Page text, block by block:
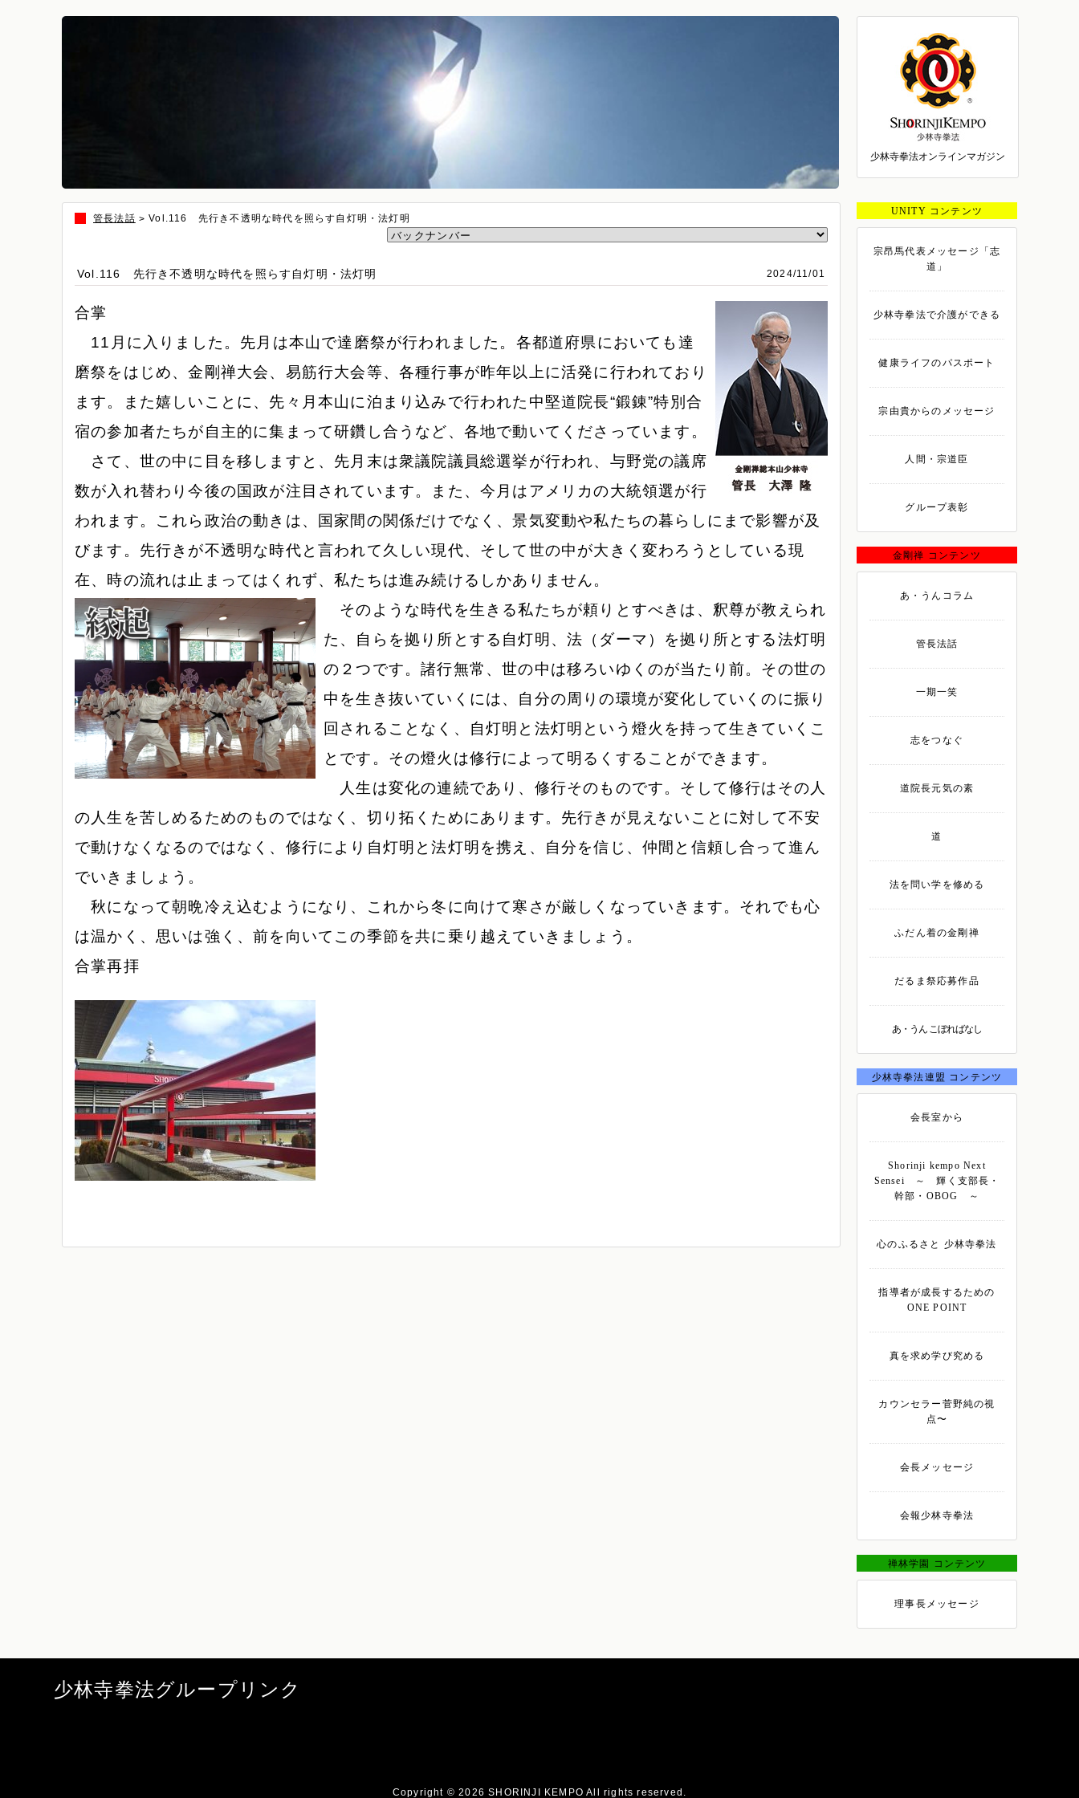
少林寺拳法オンラインマガジン
管長法話 > Vol.116 先行き不透明な時代を照らす自灯明・法灯明
Vol.116 先行き不透明な時代を照らす自灯明・法灯明 2024/11/01
合掌
11月に入りました。先月は本山で達磨祭が行われました。各都道府県においても達
磨祭をはじめ、金剛禅大会、易筋行大会等、各種行事が昨年以上に活発に行われており
ます。また嬉しいことに、先々月本山に泊まり込みで行われた中堅道院長“鍛錬”特別合
宿の参加者たちが自主的に集まって研鑽し合うなど、各地で動いてくださっています。
さて、世の中に目を移しますと、先月末は衆議院議員総選挙が行われ、与野党の議席
数が入れ替わり今後の国政が注目されています。また、今月はアメリカの大統領選が行
われます。これら政治の動きは、国家間の関係だけでなく、景気変動や私たちの暮らしにまで影響が及
びます。先行きが不透明な時代と言われて久しい現代、そして世の中が大きく変わろうとしている現
在、時の流れは止まってはくれず、私たちは進み続けるしかありません。
そのような時代を生きる私たちが頼りとすべきは、釈尊が教えられ
た、自らを拠り所とする自灯明、法（ダーマ）を拠り所とする法灯明
の２つです。諸行無常、世の中は移ろいゆくのが当たり前。その世の
中を生き抜いていくには、自分の周りの環境が変化していくのに振り
回されることなく、自灯明と法灯明という燈火を持って生きていくこ
とです。その燈火は修行によって明るくすることができます。
人生は変化の連続であり、修行そのものです。そして修行はその人
の人生を苦しめるためのものではなく、切り拓くためにあります。先行きが見えないことに対して不安
で動けなくなるのではなく、修行により自灯明と法灯明を携え、自分を信じ、仲間と信頼し合って進ん
でいきましょう。
秋になって朝晩冷え込むようになり、これから冬に向けて寒さが厳しくなっていきます。それでも心
は温かく、思いは強く、前を向いてこの季節を共に乗り越えていきましょう。
合掌再拝
UNITY コンテンツ
宗昂馬代表メッセージ「志
道」
少林寺拳法で介護ができる
健康ライフのパスポート
宗由貴からのメッセージ
人間・宗道臣
グループ表彰
金剛禅 コンテンツ
あ・うんコラム
管長法話
一期一笑
志をつなぐ
道院長元気の素
道
法を問い学を修める
ふだん着の金剛禅
だるま祭応募作品
あ・うん こぼればなし
少林寺拳法連盟 コンテンツ
会長室から
Shorinji kempo Next
Sensei ～ 輝く支部長・
幹部・OBOG ～
心のふるさと 少林寺拳法
指導者が成長するための
ONE POINT
真を求め学び究める
カウンセラー菅野純の視
点〜
会長メッセージ
会報少林寺拳法
禅林学園 コンテンツ
理事長メッセージ
少林寺拳法グループリンク
Copyright © 2026 SHORINJI KEMPO All rights reserved.